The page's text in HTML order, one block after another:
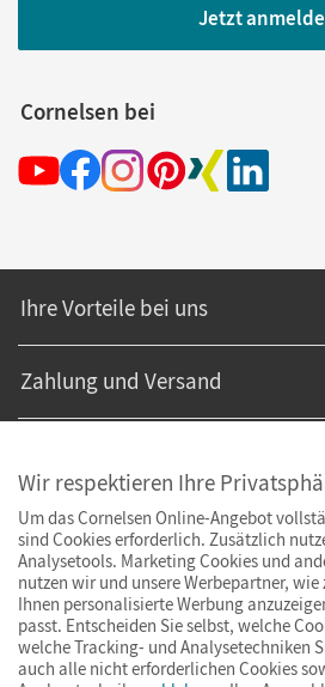
Jetzt
Cornelsen bei
Ihre Vorteile bei uns
Zahlung und Versand
Wir respektieren Ihre
Um das Cornelsen Online-Angebot
sind Cookies erforderlich. Zusätzlich
Analysetools. Marketing Cookies und
nutzen wir und unsere Werbepartner,
Ihnen personalisierte Werbung
passt. Entscheiden Sie selbst, welche
welche Tracking- und Analysetechniken
auch alle nicht erforderlichen Cookies